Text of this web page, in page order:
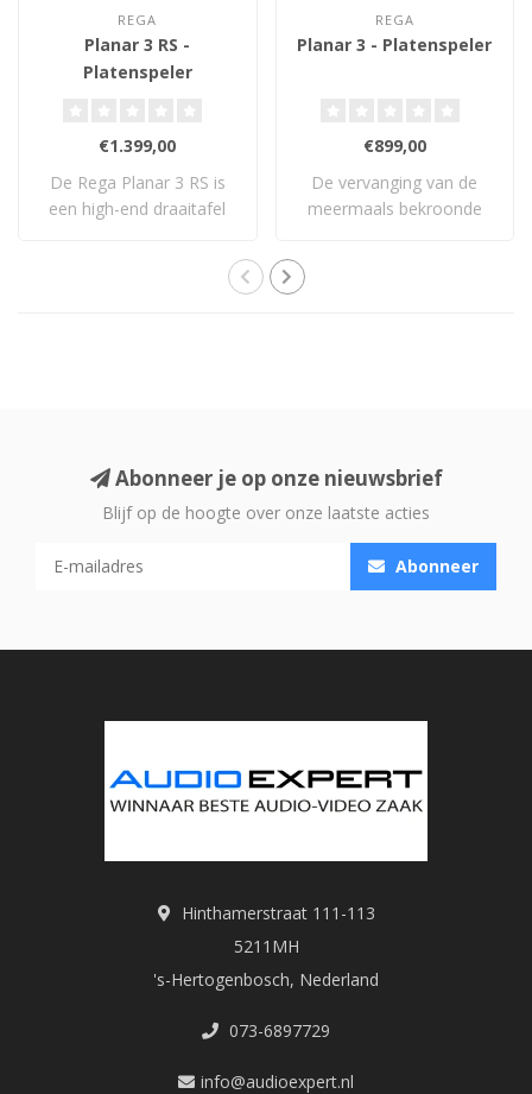
REGA
Planar 3 RS -
Platenspeler
€1.399,00
De Rega Planar 3 RS is
een high-end draaitafel
REGA
Planar 3 - Platenspeler
€899,00
De vervanging van de
meermaals bekroonde
Abonneer je op onze nieuwsbrief
Blijf op de hoogte over onze laatste acties
Abonneer
Hinthamerstraat 111-113
5211MH
's-Hertogenbosch, Nederland
073-6897729
info@audioexpert.nl